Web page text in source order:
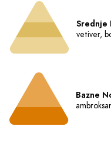
Srednje
vetiver,
Bazne